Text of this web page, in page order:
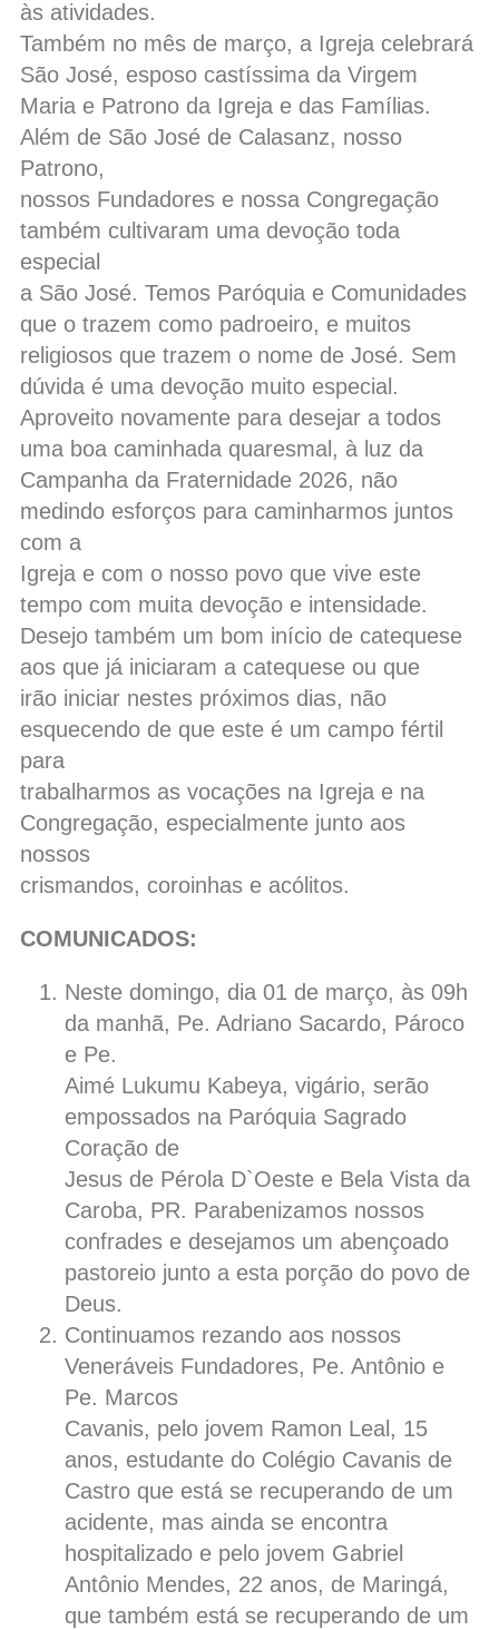
às atividades.
Também no mês de março, a Igreja celebrará
São José, esposo castíssima da Virgem
Maria e Patrono da Igreja e das Famílias.
Além de São José de Calasanz, nosso
Patrono,
nossos Fundadores e nossa Congregação
também cultivaram uma devoção toda
especial
a São José. Temos Paróquia e Comunidades
que o trazem como padroeiro, e muitos
religiosos que trazem o nome de José. Sem
dúvida é uma devoção muito especial.
Aproveito novamente para desejar a todos
uma boa caminhada quaresmal, à luz da
Campanha da Fraternidade 2026, não
medindo esforços para caminharmos juntos
com a
Igreja e com o nosso povo que vive este
tempo com muita devoção e intensidade.
Desejo também um bom início de catequese
aos que já iniciaram a catequese ou que
irão iniciar nestes próximos dias, não
esquecendo de que este é um campo fértil
para
trabalharmos as vocações na Igreja e na
Congregação, especialmente junto aos
nossos
crismandos, coroinhas e acólitos.
COMUNICADOS:
Neste domingo, dia 01 de março, às 09h
da manhã, Pe. Adriano Sacardo, Pároco
e Pe.
Aimé Lukumu Kabeya, vigário, serão
empossados na Paróquia Sagrado
Coração de
Jesus de Pérola D`Oeste e Bela Vista da
Caroba, PR. Parabenizamos nossos
confrades e desejamos um abençoado
pastoreio junto a esta porção do povo de
Deus.
Continuamos rezando aos nossos
Veneráveis Fundadores, Pe. Antônio e
Pe. Marcos
Cavanis, pelo jovem Ramon Leal, 15
anos, estudante do Colégio Cavanis de
Castro que está se recuperando de um
acidente, mas ainda se encontra
hospitalizado e pelo jovem Gabriel
Antônio Mendes, 22 anos, de Maringá,
que também está se recuperando de um